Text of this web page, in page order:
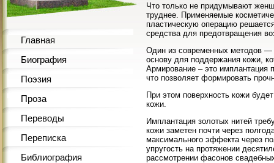
Главная
Биография
Поэзия
Проза
Переводы
Переписка
Библиография
Что только не придумывают
труднее. Применяемые
пластическую операцию
средства для предотвращения
Один из современных методов —
основу для поддержания кожи,
Армирование – это имплантация
что позволяет формировать
При этом поверхность кожи
кожи.
Имплантация золотых нитей
кожи заметен почти через
максимального эффекта через
упругость на протяжении
рассмотрении фасонов